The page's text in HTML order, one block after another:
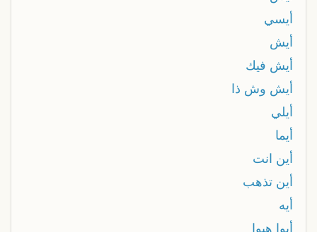
أيسي
أيش
أيش فيك
أيش وش ذا
أيلي
أيما
أين انت
أين تذهب
أيه
أيوا هيوا